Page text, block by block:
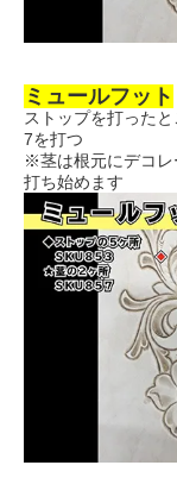
ミュールフット
ストップを打った
7を打つ
※茎は根元にデコレ
打ち始めます